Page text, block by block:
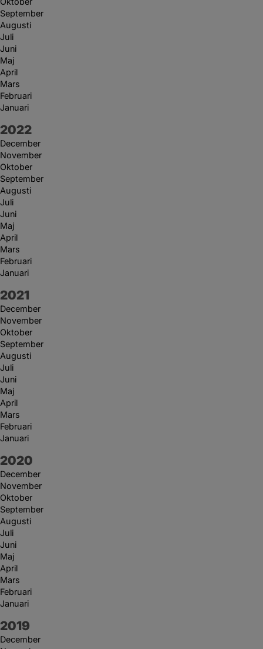
September
Augusti
Juli
Juni
Maj
April
Mars
Februari
Januari
År:
2022
December
November
Oktober
September
Augusti
Juli
Juni
Maj
April
Mars
Februari
Januari
År:
2021
December
November
Oktober
September
Augusti
Juli
Juni
Maj
April
Mars
Februari
Januari
År:
2020
December
November
Oktober
September
Augusti
Juli
Juni
Maj
April
Mars
Februari
Januari
År:
2019
December